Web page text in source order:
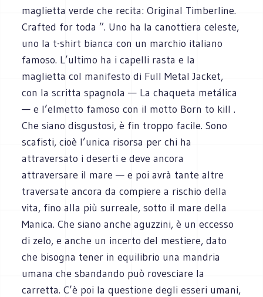
maglietta verde che recita: Original Timberline.
Crafted for toda ”. Uno ha la canottiera celeste,
uno la t-shirt bianca con un marchio italiano
famoso. L’ultimo ha i capelli rasta e la
maglietta col manifesto di Full Metal Jacket,
con la scritta spagnola — La chaqueta metálica
— e l’elmetto famoso con il motto Born to kill .
Che siano disgustosi, è fin troppo facile. Sono
scafisti, cioè l’unica risorsa per chi ha
attraversato i deserti e deve ancora
attraversare il mare — e poi avrà tante altre
traversate ancora da compiere a rischio della
vita, fino alla più surreale, sotto il mare della
Manica. Che siano anche aguzzini, è un eccesso
di zelo, e anche un incerto del mestiere, dato
che bisogna tener in equilibrio una mandria
umana che sbandando può rovesciare la
carretta. C’è poi la questione degli esseri umani,